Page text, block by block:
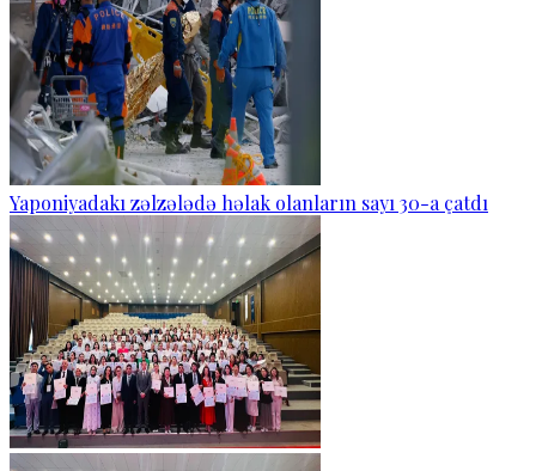
Yaponiyadakı zəlzələdə həlak olanların sayı 30-a çatdı